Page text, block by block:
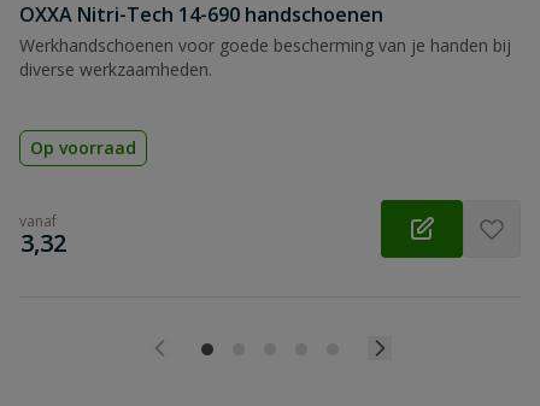
OXXA Nitri-Tech 14-690 handschoenen
Werkhandschoenen voor goede bescherming van je handen bij
diverse werkzaamheden.
Op voorraad
vanaf
€
3,32